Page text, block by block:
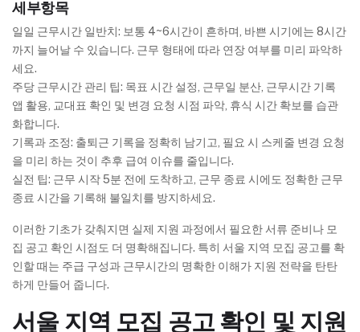
세부항목
일일 근무시간 일반치: 보통 4~6시간이 흔하며, 바쁜 시기에는 8시간
까지 늘어날 수 있습니다. 근무 형태에 따라 연장 여부를 미리 파악하
세요.
주당 근무시간 관리 팁: 목표 시간 설정, 근무일 분산, 근무시간 기록
앱 활용, 교대표 확인 및 변경 요청 시점 파악, 휴식 시간 확보를 습관
화합니다.
기록과 조정: 출퇴근 기록을 정확히 남기고, 필요 시 스케줄 변경 요청
을 미리 하는 것이 추후 급여 이슈를 줄입니다.
실전 팁: 근무 시작 5분 전에 도착하고, 근무 종료 시에도 정확한 근무
종료 시간을 기록해 불일치를 방지하세요.
이러한 기초가 갖춰지면 실제 지원 과정에서 필요한 서류 준비나 모
집 공고 확인 시점도 더 명확해집니다. 특히 서울 지역 모집 공고를 확
인할 때는 주급 구성과 근무시간의 명확한 이해가 지원 전략을 탄탄
하게 만들어 줍니다.
서울 지역 모집 공고 확인 및 지원